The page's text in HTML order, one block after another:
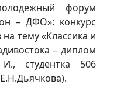
форум
– ДФО»: конкурс
тему «Классика и
– диплом
И., студентка 506